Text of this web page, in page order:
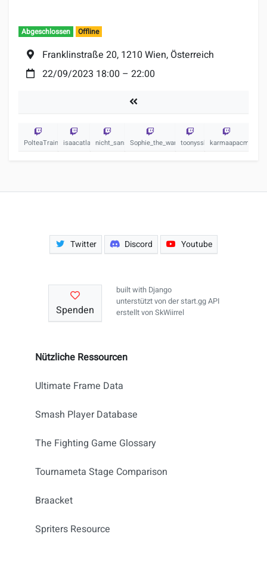
Abgeschlossen Offline
Ort:
Franklinstraße 20, 1210 Wien, Österreich
Datum:
22/09/2023 18:00 – 22:00
Turniere
PolteaTrainerisaacatlas nicht_sansi Sophie_the_warriortoonyssb karmaapacman
Twitter Discord Youtube
Nützliche Ressourcen
Ultimate Frame Data
Smash Player Database
The Fighting Game Glossary
Tournameta Stage Comparison
Braacket
Spriters Resource
Spenden
built with Django
unterstützt von derstart.gg API
erstellt vonSkWiirrel